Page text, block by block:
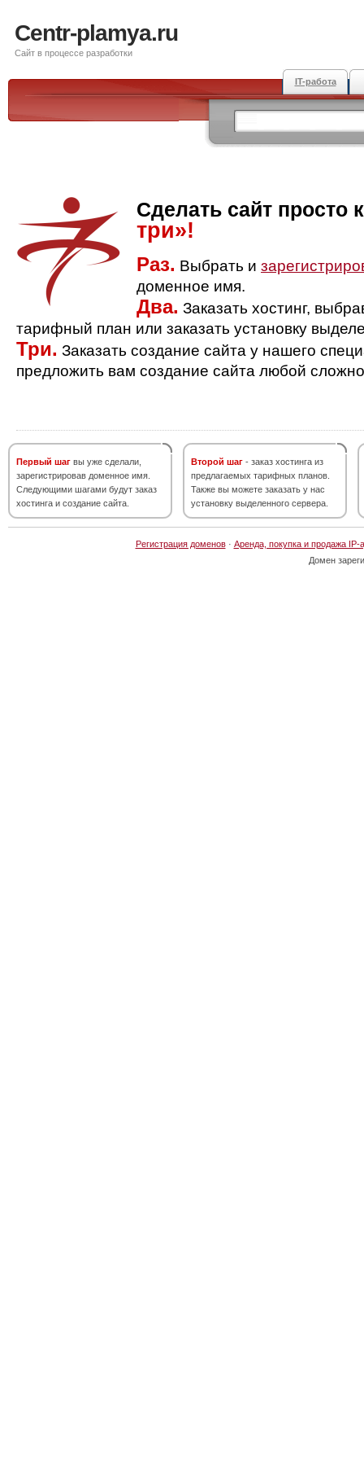
Centr-plamya.ru
Сайт в процессе разработки
IT-работа
Сделать сайт просто
три»!
Раз. Выбрать и
доменное имя.
Два. Заказать хостинг,
тарифный план или заказать установку
Три. Заказать создание сайта у нашего
предложить вам создание сайта любой
Первый шаг вы уже сделали,
зарегистрировав доменное имя.
Следующими шагами будут заказ
хостинга и создание сайта.
Второй шаг - заказ хостинга из
предлагаемых тарифных планов.
Также вы можете заказать у нас
установку выделенного сервера.
Регистрация доменов· Аренда, покупка и продажа IP-
Домен